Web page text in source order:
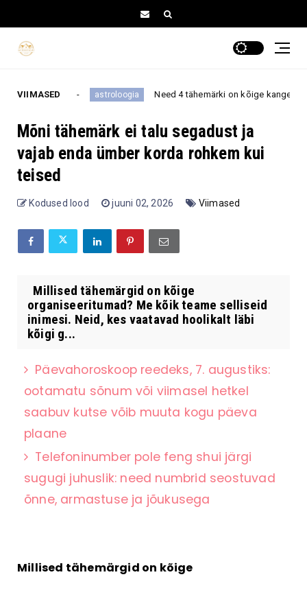
VIIMASED
astroloogia Need 4 tähemärki on kõige kangema iseloomuga –
Mõni tähemärk ei talu segadust ja
vajab enda ümber korda rohkem kui
teised
Kodused lood juuni 02, 2026 Viimased
Millised tähemärgid on kõige
organiseeritumad? Me kõik teame selliseid
inimesi. Neid, kes vaatavad hoolikalt läbi
kõigi g...
Päevahoroskoop reedeks, 7. augustiks:
ootamatu sõnum või viimasel hetkel
saabuv kutse võib muuta kogu päeva
plaane
Telefoninumber pole feng shui järgi
sugugi juhuslik: need numbrid seostuvad
õnne, armastuse ja jõukusega
Millised tähemärgid on kõige